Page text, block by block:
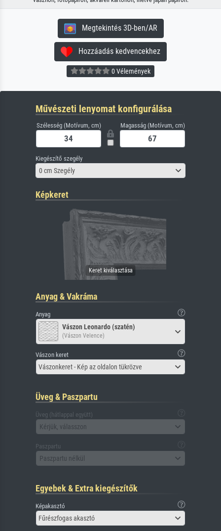
Megtekintés 3D-ben/AR
Hozzáadás kedvencekhez
0 Vélemények
Művészeti lenyomat konfigurálása
Szélesség (Motívum, cm) Magasság (Motívum, cm)
Kiegészítő szegély
0 cm Szegély
Képkeret
Anyag & Vakráma
Anyag
Vászon Leonardo (szatén)
(Vászon Velence)
Vászon keret
Vászonkeret - Kép az oldalon tükrözve
Üveg & Paszpartu
Üveg (hátlappal együtt)
Kérjük, válasszon
Paszpartu
Paszpartu nélkül
Egyebek & Extra kiegészítők
Képakasztó
Fűrészfogas akasztó